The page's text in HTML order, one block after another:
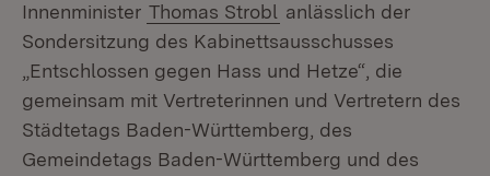
Innenminister Thomas Strobl anlässlich der
Sondersitzung des Kabinettsausschusses
„Entschlossen gegen Hass und Hetze“, die
gemeinsam mit Vertreterinnen und Vertretern des
Städtetags Baden-Württemberg, des
Gemeindetags Baden-Württemberg und des